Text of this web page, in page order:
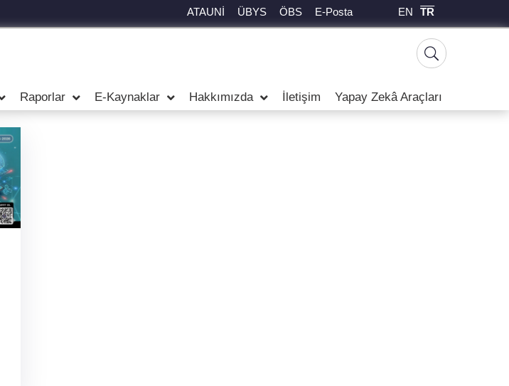
ATAUNİ ÜBYS ÖBS E-Posta EN TR
Raporlar E-Kaynaklar Hakkımızda İletişim Yapay Zekâ Araçları